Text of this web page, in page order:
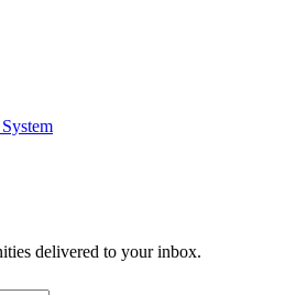
delivered to your inbox.